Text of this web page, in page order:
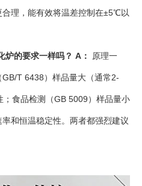
理，能有效将温差控制在±5℃以
炉的要求一样吗？ A： 原理一
T 6438）样品量大（通常2-
食品检测（GB 5009）样品量小
和恒温稳定性。两者都强烈建议